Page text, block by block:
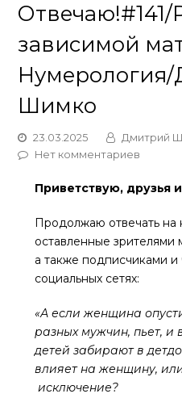
Отвечаю!#141/
зависимой
Шимко
23.03.2025 Дмитрий
Нет комментариев
Приветствую, друзья
Продолжаю отвечать на
оставленные зрителями
а также подписчиками и
социальных сетях:
«А если женщина
разных мужчин, пьет, и
детей забирают в
влияет на женщину,
исключение?